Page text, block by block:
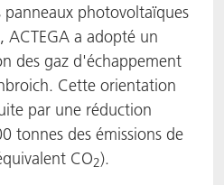
panneaux photovoltaïques
ACTEGA a adopté un
des gaz d'échappement
Cette orientation
par une réduction
tonnes des émissions de
CO2).